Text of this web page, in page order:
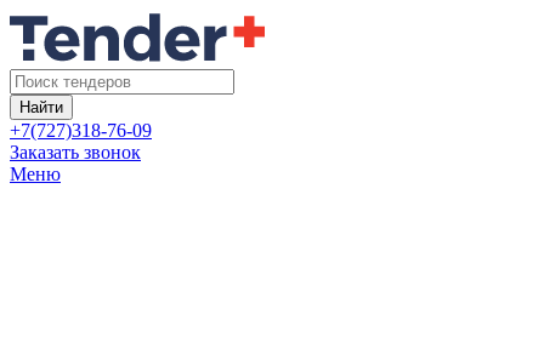
Найти
+7(727)318-76-09
Заказать звонок
Меню